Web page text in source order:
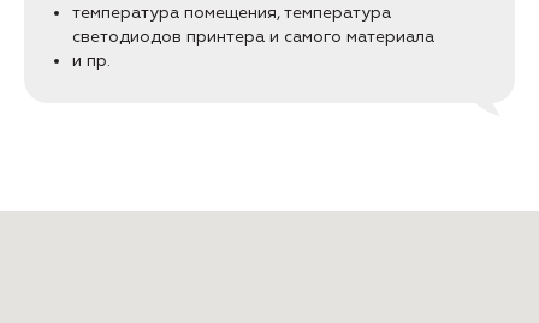
температура помещения, температура
светодиодов принтера и самого материала
и пр.